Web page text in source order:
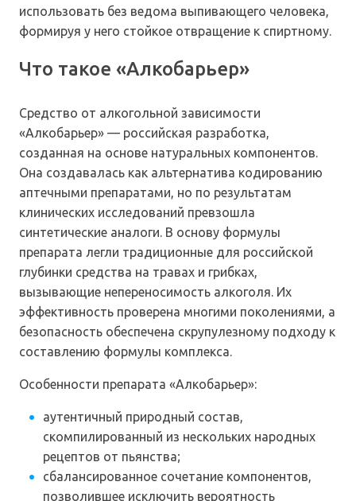
использовать без ведома выпивающего человека,
формируя у него стойкое отвращение к спиртному.
Что такое «Алкобарьер»
Средство от алкогольной зависимости
«Алкобарьер» — российская разработка,
созданная на основе натуральных компонентов.
Она создавалась как альтернатива кодированию
аптечными препаратами, но по результатам
клинических исследований превзошла
синтетические аналоги. В основу формулы
препарата легли традиционные для российской
глубинки средства на травах и грибках,
вызывающие непереносимость алкоголя. Их
эффективность проверена многими поколениями, а
безопасность обеспечена скрупулезному подходу к
составлению формулы комплекса.
Особенности препарата «Алкобарьер»:
аутентичный природный состав,
скомпилированный из нескольких народных
рецептов от пьянства;
сбалансированное сочетание компонентов,
позволившее исключить вероятность